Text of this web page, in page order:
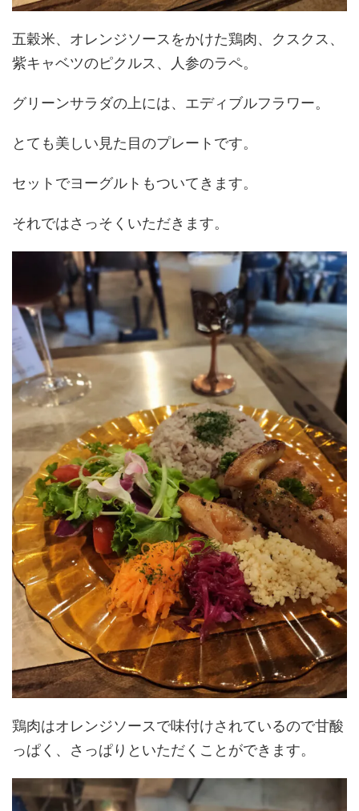
五穀米、オレンジソースをかけた鶏肉、クスクス、
紫キャベツのピクルス、人参のラペ。
グリーンサラダの上には、エディブルフラワー。
とても美しい見た目のプレートです。
セットでヨーグルトもついてきます。
それではさっそくいただきます。
鶏肉はオレンジソースで味付けされているので甘酸
っぱく、さっぱりといただくことができます。